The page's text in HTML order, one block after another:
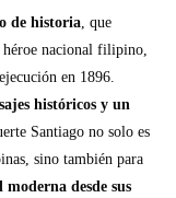
de historia, que
héroe nacional filipino,
en 1896.
históricos y un
Santiago no solo es
sino también para
desde sus